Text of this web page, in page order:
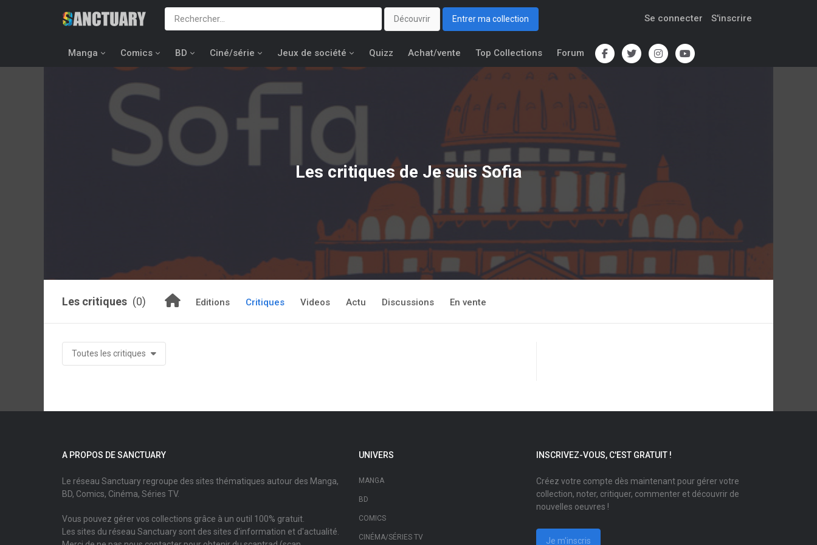
Découvrir Entrer ma collection Se connecter S'inscrire
Manga Comics BD Ciné/série Jeux de société Quizz Achat/vente Top Collections Forum
Les critiques de Je suis Sofia
Les critiques (0) Editions Critiques Videos Actu Discussions En vente
Toutes les critiques
A PROPOS DE SANCTUARY
Le réseau Sanctuary regroupe des sites thématiques autour des Manga,
BD, Comics, Cinéma, Séries TV.
Vous pouvez gérer vos collections grâce à un outil 100% gratuit.
Les sites du réseau Sanctuary sont des sites d'information et d'actualité.
UNIVERS
MANGA
BD
COMICS
CINÉMA/SÉRIES TV
INSCRIVEZ-VOUS, C'EST GRATUIT !
Créez votre compte dès maintenant pour gérer votre
collection, noter, critiquer, commenter et découvrir de
nouvelles oeuvres !
Je m'inscris